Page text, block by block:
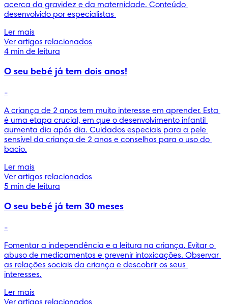
acerca da gravidez e da maternidade. Conteúdo
desenvolvido por especialistas
Ler mais
Ver artigos relacionados
4 min de leitura
O seu bebé já tem dois anos!
-
A criança de 2 anos tem muito interesse em aprender. Esta
é uma etapa crucial, em que o desenvolvimento infantil
aumenta dia após dia. Cuidados especiais para a pele
sensível da criança de 2 anos e conselhos para o uso do
bacio.
Ler mais
Ver artigos relacionados
5 min de leitura
O seu bebé já tem 30 meses
-
Fomentar a independência e a leitura na criança. Evitar o
abuso de medicamentos e prevenir intoxicações. Observar
as relações sociais da criança e descobrir os seus
interesses.
Ler mais
Ver artigos relacionados